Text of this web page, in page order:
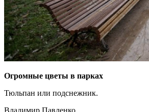
Огромные цветы в парках
Тюльпан или подснежник.
Владимир Павленко